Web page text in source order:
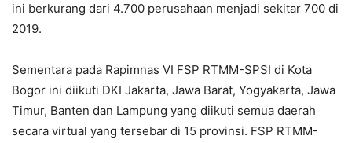
ini berkurang dari 4.700 perusahaan menjadi sekitar 700 di
2019.
Sementara pada Rapimnas VI FSP RTMM-SPSI di Kota
Bogor ini diikuti DKI Jakarta, Jawa Barat, Yogyakarta, Jawa
Timur, Banten dan Lampung yang diikuti semua daerah
secara virtual yang tersebar di 15 provinsi. FSP RTMM-